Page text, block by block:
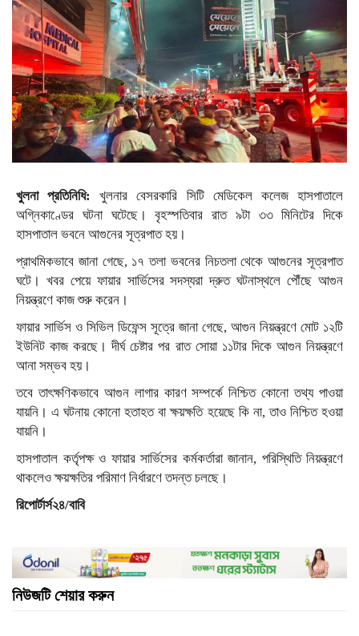
খুলনা প্রতিনিধি:
খুলনার বেসরকারি সিটি মেডিকেল কলেজ হাসপাতালে
অগ্নিকাণ্ডের ঘটনা ঘটেছে। বৃহস্পতিবার রাত ৯টা ৩৩ মিনিটের দিকে
হাসপাতাল ভবনে আগুনের সূত্রপাত হয়।
প্রাথমিকভাবে জানা গেছে, ১৭ তলা ভবনের নিচতলা থেকে আগুনের সূত্রপাত
ঘটে। খবর পেয়ে ফায়ার সার্ভিসের সদস্যরা দ্রুত ঘটনাস্থলে পৌঁছে আগুন
নিয়ন্ত্রণে কাজ শুরু করেন।
ফায়ার সার্ভিস ও সিভিল ডিফেন্স সূত্রে জানা গেছে, আগুন নিয়ন্ত্রণে মোট ১২টি
ইউনিট কাজ করছে। দীর্ঘ চেষ্টার পর রাত সোয়া ১১টার দিকে আগুন নিয়ন্ত্রণে
আনা সম্ভব হয়।
তবে তাৎক্ষণিকভাবে আগুন লাগার কারণ সম্পর্কে নিশ্চিত কোনো তথ্য পাওয়া
যায়নি। এ ঘটনায় কোনো হতাহত বা ক্ষয়ক্ষতি হয়েছে কি না, তাও নিশ্চিত হওয়া
যায়নি।
হাসপাতাল কর্তৃপক্ষ ও ফায়ার সার্ভিসের কর্মকর্তারা জানান, পরিস্থিতি নিয়ন্ত্রণে
থাকলেও ক্ষয়ক্ষতির পরিমাণ নির্ধারণে তদন্ত চলছে।
রিপোর্টার্স২৪/বাবি
নিউজটি শেয়ার করুন